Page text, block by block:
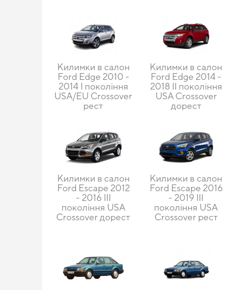
Килимки в салон
Ford Edge 2010 -
2014 I покоління
USA/EU Crossover
рест
Килимки в салон
Ford Edge 2014 -
2018 II покоління
USA Crossover
дорест
Килимки в салон
Ford Escape 2012
- 2016 III
покоління USA
Crossover дорест
Килимки в салон
Ford Escape 2016
- 2019 III
покоління USA
Crossover рест